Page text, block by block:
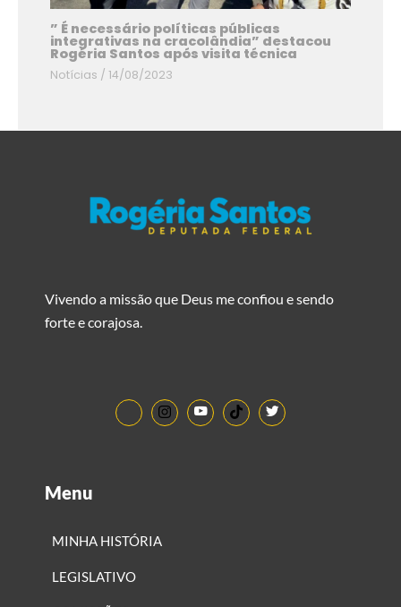
” É necessário políticas públicas
integrativas na cracolândia” destacou
Rogéria Santos após visita técnica
Notícias /14/08/2023
Vivendo a missão que Deus me confiou e sendo
forte e corajosa.
Menu
MINHA HISTÓRIA
LEGISLATIVO